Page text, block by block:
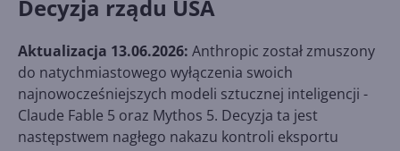
Decyzja rządu USA
Aktualizacja 13.06.2026: Anthropic został zmuszony
do natychmiastowego wyłączenia swoich
najnowocześniejszych modeli sztucznej inteligencji -
Claude Fable 5 oraz Mythos 5. Decyzja ta jest
następstwem nagłego nakazu kontroli eksportu